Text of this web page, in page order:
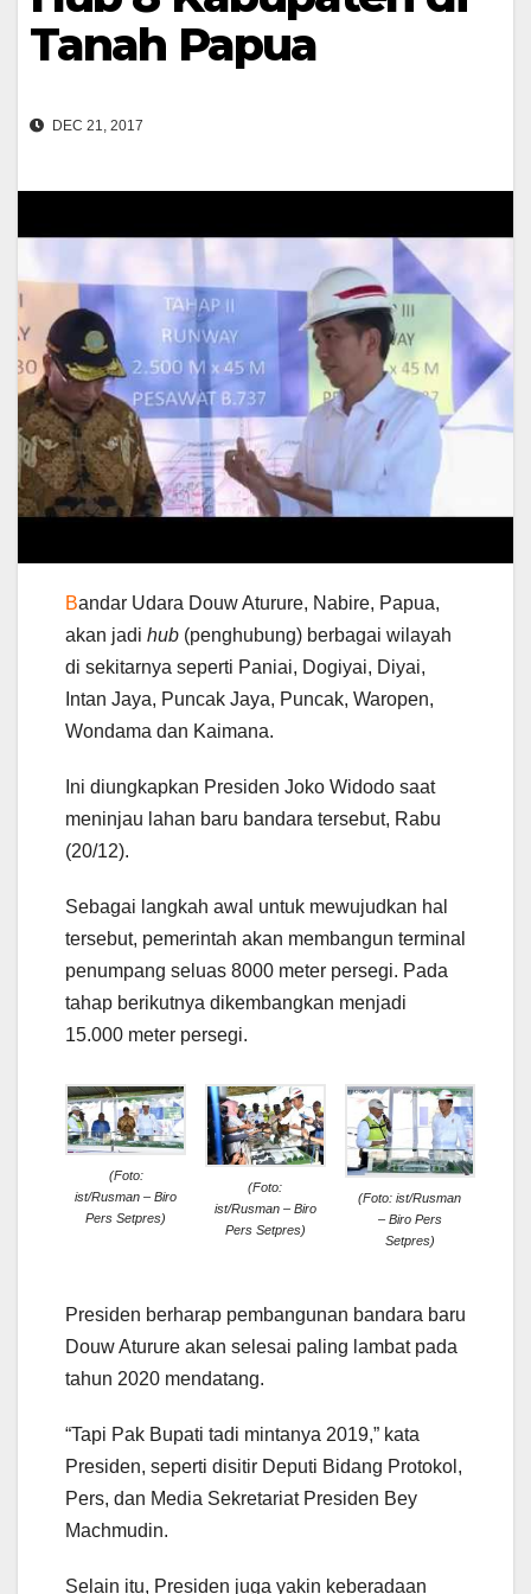
Tanah Papua
DEC 21, 2017
Bandar Udara Douw Aturure, Nabire, Papua,
akan jadi hub (penghubung) berbagai wilayah
di sekitarnya seperti Paniai, Dogiyai, Diyai,
Intan Jaya, Puncak Jaya, Puncak, Waropen,
Wondama dan Kaimana.
Ini diungkapkan Presiden Joko Widodo saat
meninjau lahan baru bandara tersebut, Rabu
(20/12).
Sebagai langkah awal untuk mewujudkan hal
tersebut, pemerintah akan membangun terminal
penumpang seluas 8000 meter persegi. Pada
tahap berikutnya dikembangkan menjadi
15.000 meter persegi.
(Foto:
ist/Rusman – Biro
Pers Setpres)
(Foto:
ist/Rusman – Biro
Pers Setpres)
(Foto: ist/Rusman
– Biro Pers
Setpres)
Presiden berharap pembangunan bandara baru
Douw Aturure akan selesai paling lambat pada
tahun 2020 mendatang.
“Tapi Pak Bupati tadi mintanya 2019,” kata
Presiden, seperti disitir Deputi Bidang Protokol,
Pers, dan Media Sekretariat Presiden Bey
Machmudin.
Selain itu, Presiden juga yakin keberadaan